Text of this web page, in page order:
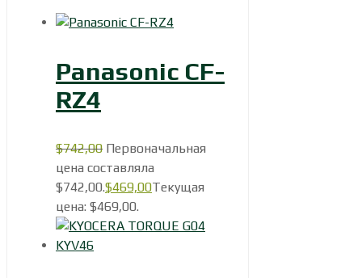
Panasonic CF-
RZ4
$742,00 Первоначальная
цена составляла
$742,00.$469,00Текущая
цена: $469,00.